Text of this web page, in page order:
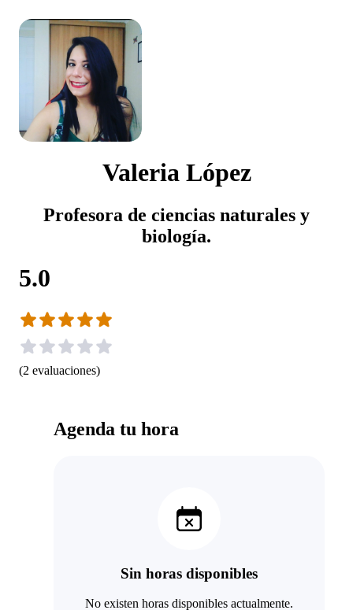
Valeria López
Profesora de ciencias naturales y
biología.
5.0
(2 evaluaciones)
Agenda tu hora
Sin horas disponibles
No existen horas disponibles actualmente.